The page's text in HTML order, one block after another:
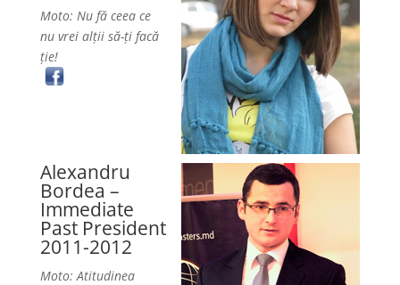
Moto: Nu fă ceea ce
nu vrei alții să-ți facă
ție!
Alexandru
Bordea –
Immediate
Past President
2011-2012
Moto: Atitudinea